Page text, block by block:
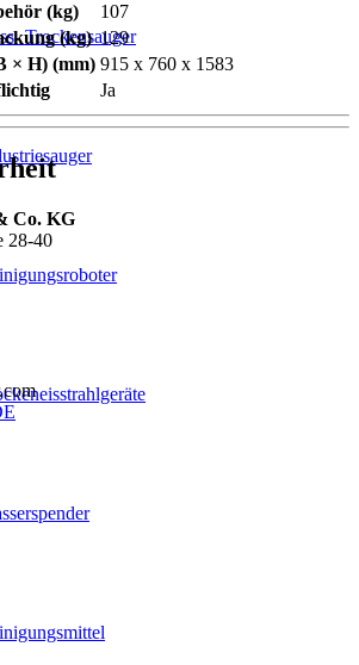
Trockensauger
(kg)
107
(kg) 129
× H) (mm) 915 x 760 x 1583
Ja
Co. KG
28-40